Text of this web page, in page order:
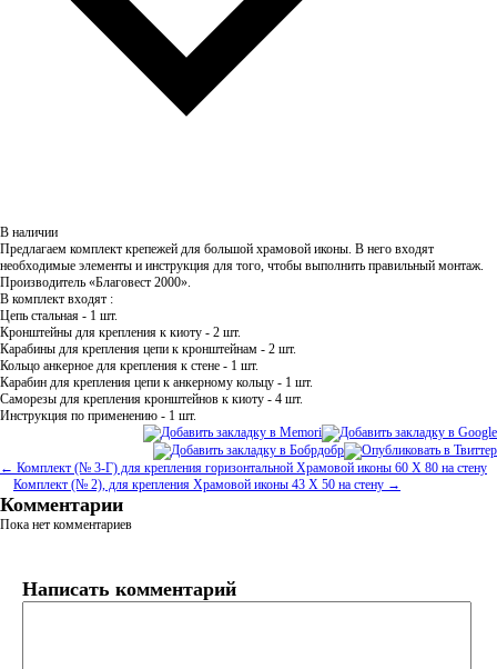
В наличии
Предлагаем комплект крепежей для большой храмовой иконы. В него входят
необходимые элементы и инструкция для того, чтобы выполнить правильный монтаж.
Производитель «Благовест 2000».
В комплект входят :
Цепь стальная - 1 шт.
Кронштейны для крепления к киоту - 2 шт.
Карабины для крепления цепи к кронштейнам - 2 шт.
Кольцо анкерное для крепления к стене - 1 шт.
Карабин для крепления цепи к анкерному кольцу - 1 шт.
Саморезы для крепления кронштейнов к киоту - 4 шт.
Инструкция по применению - 1 шт.
← Комплект (№ 3-Г) для крепления горизонтальной Храмовой иконы 60 Х 80 на стену
Комплект (№ 2), для крепления Храмовой иконы 43 Х 50 на стену →
Комментарии
Пока нет комментариев
Написать комментарий